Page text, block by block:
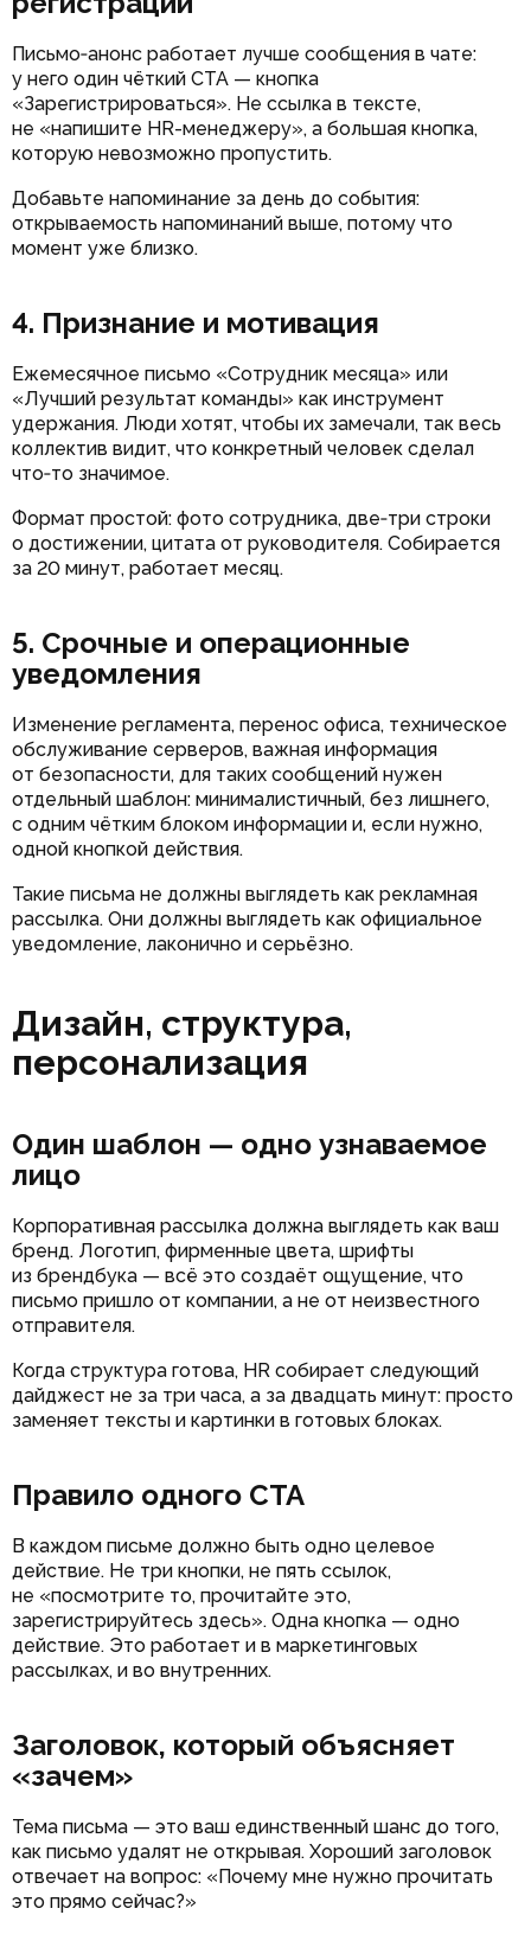
Письмо‑анонс работает лучше сообщения в чате:
у него один чёткий CTA — кнопка
«Зарегистрироваться». Не ссылка в тексте,
не «напишите HR-менеджеру», а большая кнопка,
которую невозможно пропустить.
Добавьте напоминание за день до события:
открываемость напоминаний выше, потому что
момент уже близко.
4. Признание и мотивация
Ежемесячное письмо «Сотрудник месяца» или
«Лучший результат команды» как инструмент
удержания. Люди хотят, чтобы их замечали, так весь
коллектив видит, что конкретный человек сделал
что‑то значимое.
Формат простой: фото сотрудника, две‑три строки
о достижении, цитата от руководителя. Собирается
за 20 минут, работает месяц.
5. Срочные и операционные
уведомления
Изменение регламента, перенос офиса, техническое
обслуживание серверов, важная информация
от безопасности, для таких сообщений нужен
отдельный шаблон: минималистичный, без лишнего,
с одним чётким блоком информации и, если нужно,
одной кнопкой действия.
Такие письма не должны выглядеть как рекламная
рассылка. Они должны выглядеть как официальное
уведомление, лаконично и серьёзно.
Дизайн, структура,
персонализация
Один шаблон — одно узнаваемое
лицо
Корпоративная рассылка должна выглядеть как ваш
бренд. Логотип, фирменные цвета, шрифты
из брендбука — всё это создаёт ощущение, что
письмо пришло от компании, а не от неизвестного
отправителя.
Когда структура готова, HR собирает следующий
дайджест не за три часа, а за двадцать минут: просто
заменяет тексты и картинки в готовых блоках.
Правило одного CTA
В каждом письме должно быть одно целевое
действие. Не три кнопки, не пять ссылок,
не «посмотрите то, прочитайте это,
зарегистрируйтесь здесь». Одна кнопка — одно
действие. Это работает и в маркетинговых
рассылках, и во внутренних.
Заголовок, который объясняет
«зачем»
Тема письма — это ваш единственный шанс до того,
как письмо удалят не открывая. Хороший заголовок
отвечает на вопрос: «Почему мне нужно прочитать
это прямо сейчас?»